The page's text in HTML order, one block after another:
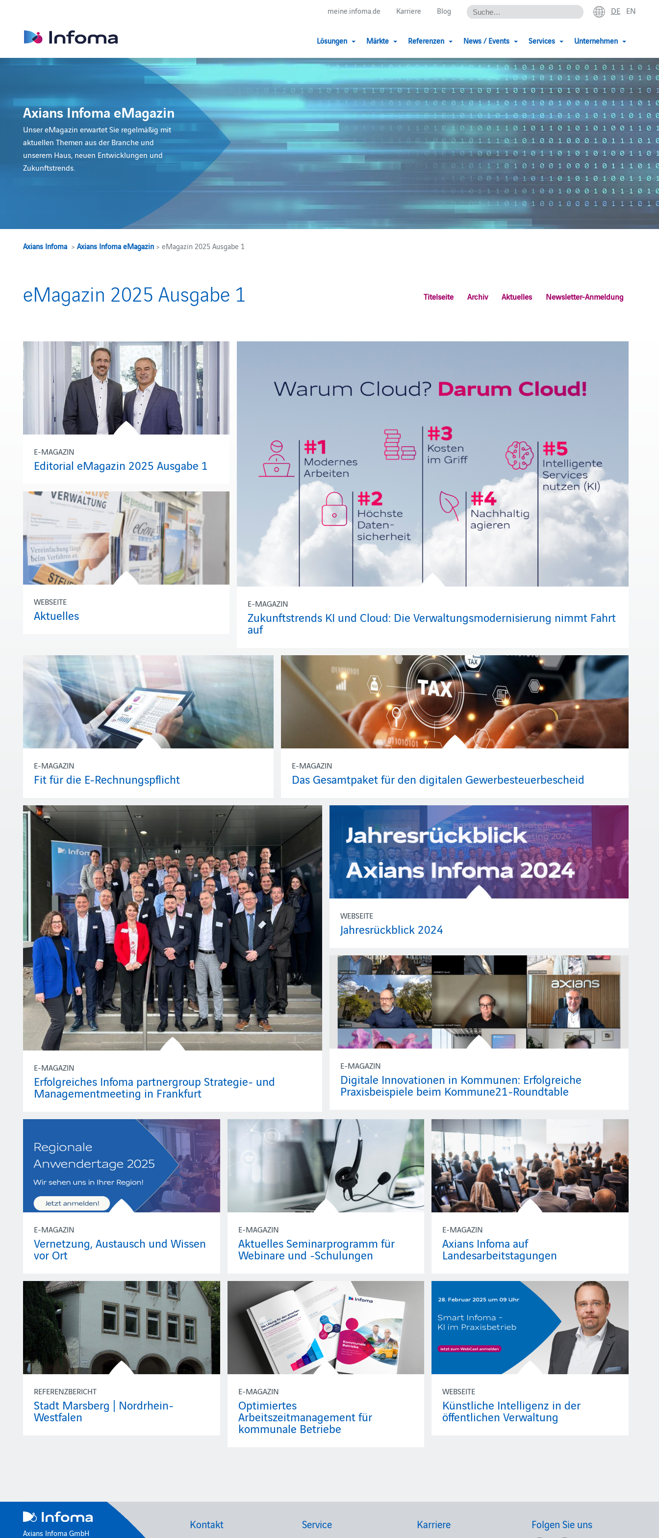
meine.infoma.de Karriere Blog DE EN
Lösungen Märkte Referenzen News / Events Services Unternehmen
Axians Infoma eMagazin
Unser eMagazin erwartet Sie regelmäßig mit
aktuellen Themen aus der Branche und
unserem Haus, neuen Entwicklungen und
Zukunftstrends.
Axians Infoma >Axians Infoma eMagazin > eMagazin 2025 Ausgabe 1
eMagazin 2025 Ausgabe 1 Titelseite Archiv Aktuelles Newsletter-Anmeldung
E-MAGAZIN
Editorial eMagazin 2025 Ausgabe 1
WEBSEITE
Aktuelles
E-MAGAZIN
Zukunftstrends KI und Cloud: Die Verwaltungsmodernisierung nimmt Fahrt
auf
E-MAGAZIN
Fit für die E-Rechnungspflicht
E-MAGAZIN
Das Gesamtpaket für den digitalen Gewerbesteuerbescheid
E-MAGAZIN
Erfolgreiches Infoma partnergroup Strategie- und
Managementmeeting in Frankfurt
WEBSEITE
Jahresrückblick 2024
E-MAGAZIN
Digitale Innovationen in Kommunen: Erfolgreiche
Praxisbeispiele beim Kommune21-Roundtable
E-MAGAZIN
Vernetzung, Austausch und Wissen
vor Ort
E-MAGAZIN
Aktuelles Seminarprogramm für
Webinare und -Schulungen
E-MAGAZIN
Axians Infoma auf
Landesarbeitstagungen
REFERENZBERICHT
Stadt Marsberg | Nordrhein-
Westfalen
E-MAGAZIN
Optimiertes
Arbeitszeitmanagement für
kommunale Betriebe
WEBSEITE
Künstliche Intelligenz in der
öffentlichen Verwaltung
Axians Infoma GmbH
Kontakt Service Karriere Folgen Sie uns